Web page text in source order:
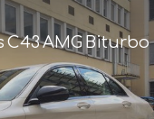
AMG Biturbo